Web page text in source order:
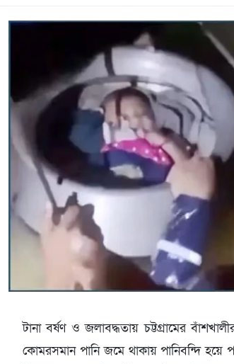
টানা বর্ষণ ও জলাবদ্ধতায় চট্টগ্রামের
কোমরসমান পানি জমে থাকায় পানিবন্দি